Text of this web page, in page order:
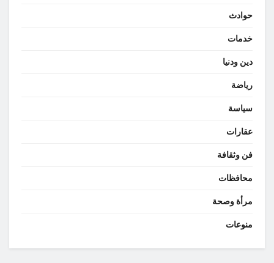
حوادث
خدمات
دين ودنيا
رياضة
سياسة
عقارات
فن وثقافة
محافظات
مرأة وصحة
منوعات